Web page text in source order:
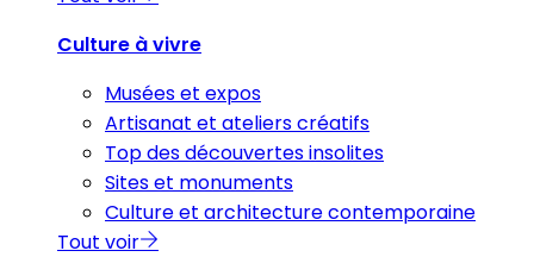
Culture à vivre
Musées et expos
Artisanat et ateliers créatifs
Top des découvertes insolites
Sites et monuments
Culture et architecture contemporaine
Tout voir